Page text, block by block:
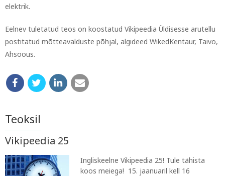
elektrik.
Eelnev tuletatud teos on koostatud Vikipeedia Üldisesse arutellu
postitatud mõtteavalduste põhjal, algideed WikedKentaur, Taivo,
Ahsoous.
Teoksil
Vikipeedia 25
Ingliskeelne Vikipeedia 25! Tule tähista
koos meiega! 15. jaanuaril kell 16